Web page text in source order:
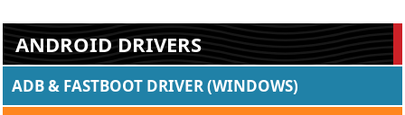
ANDROID DRIVERS
ADB & FASTBOOT DRIVER (WINDOWS)